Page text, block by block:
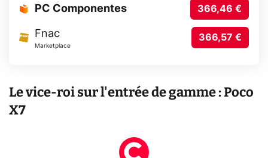
PC Componentes 366,46 €
Fnac
Marketplace
366,57 €
Le vice-roi sur l'entrée de gamme : Poco
X7